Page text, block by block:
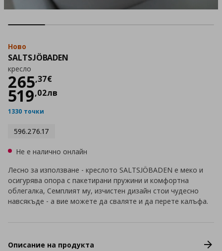
Ново
SALTSJÖBADEN
кресло
265,37€
Цена
519,02лв
1330 точки
596.276.17
Не е налично онлайн
Лесно за използване - креслото SALTSJÖBADEN е меко и
осигурява опора с пакетирани пружини и комфортна
облегалка, Семплият му, изчистен дизайн стои чудесно
навсякъде - а вие можете да сваляте и да перете калъфа.
Описание на продукта